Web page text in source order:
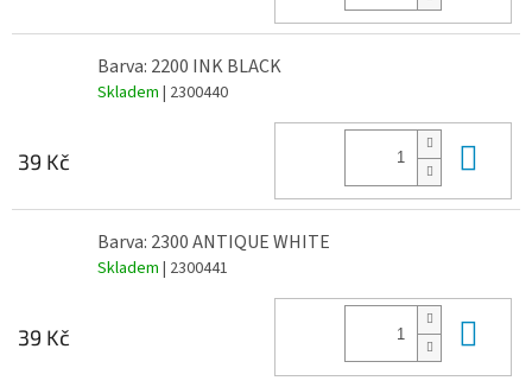
Barva: 2200 INK BLACK
Skladem | 2300440
39 Kč
Barva: 2300 ANTIQUE WHITE
Skladem | 2300441
39 Kč